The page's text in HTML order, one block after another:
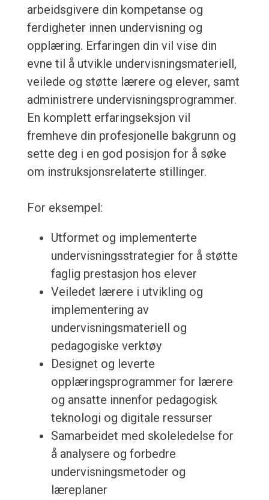
arbeidsgivere din kompetanse og
ferdigheter innen undervisning og
opplæring. Erfaringen din vil vise din
evne til å utvikle undervisningsmateriell,
veilede og støtte lærere og elever, samt
administrere undervisningsprogrammer.
En komplett erfaringseksjon vil
fremheve din profesjonelle bakgrunn og
sette deg i en god posisjon for å søke
om instruksjonsrelaterte stillinger.
For eksempel:
Utformet og implementerte
undervisningsstrategier for å støtte
faglig prestasjon hos elever
Veiledet lærere i utvikling og
implementering av
undervisningsmateriell og
pedagogiske verktøy
Designet og leverte
opplæringsprogrammer for lærere
og ansatte innenfor pedagogisk
teknologi og digitale ressurser
Samarbeidet med skoleledelse for
å analysere og forbedre
undervisningsmetoder og
læreplaner